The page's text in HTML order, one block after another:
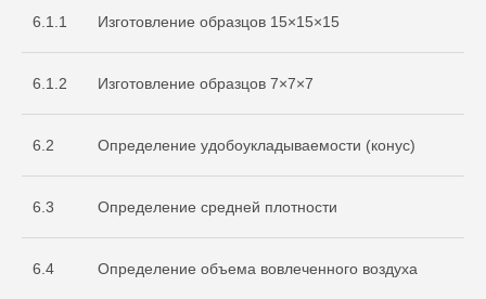
6.1.1 Изготовление образцов 15×15×15
6.1.2 Изготовление образцов 7×7×7
6.2 Определение удобоукладываемости (конус)
6.3 Определение средней плотности
6.4 Определение объема вовлеченного воздуха
испытательной
лаборатории
Nº ИЛ-РОС-001691. Регистрационный
Nº POCC RU.32368.04HCO0